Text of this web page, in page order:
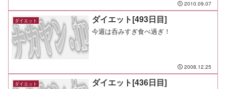
キンカツ丼が１００倍旨いけど、３５０
円で配達込なら価格相応か？
2010.09.07
ダイエット ダイエット[493日目]
今週は呑みすぎ食べ過ぎ！
2008.12.25
ダイエット ダイエット[436日目]